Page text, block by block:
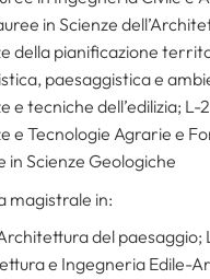
in Scienze
della pianificazione
paesaggistica e
e tecniche dell’edilizia; L-
e Tecnologie Agrarie e
in Scienze Geologiche
magistrale in:
del paesaggio;
e Ingegneria Edile-